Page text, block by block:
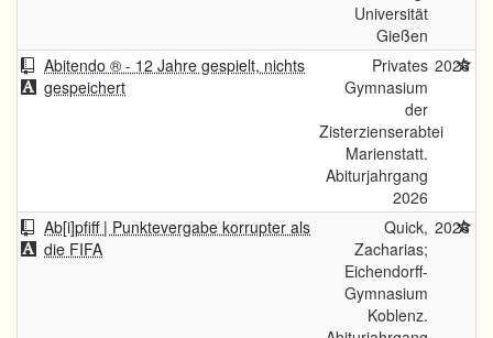
Universität
Gießen
Abitendo ® - 12 Jahre gespielt, nichts
gespeichert
Privates
Gymnasium
der
Zisterzienserabtei
Marienstatt.
Abiturjahrgang
2026
2026
Ab[i]pfiff | Punktevergabe korrupter als
die FIFA
Quick,
Zacharias;
Eichendorff-
Gymnasium
Koblenz.
2026